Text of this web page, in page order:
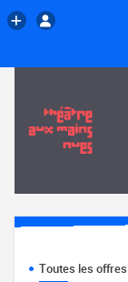
Toutes les offres